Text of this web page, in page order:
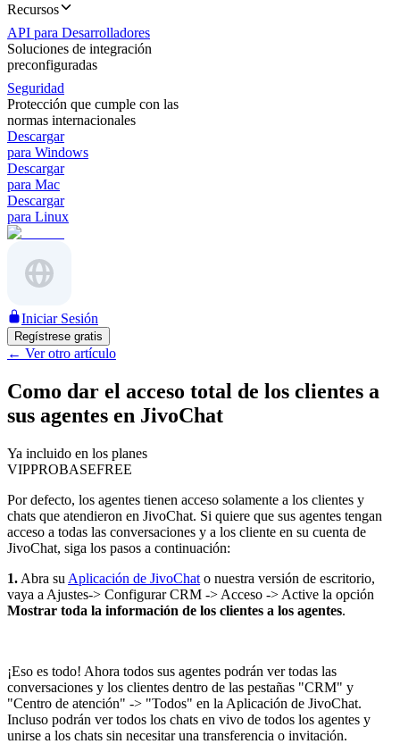
Recursos
API para Desarrolladores
Soluciones de integración
preconfiguradas
Seguridad
Protección que cumple con las
normas internacionales
Descargar
para Windows
Descargar
para Mac
Descargar
para Linux
Iniciar Sesión
Regístrese gratis
← Ver otro artículo
Como dar el acceso total de los clientes a
sus agentes en JivoChat
Ya incluido en los planes
VIPPROBASEFREE
Por defecto, los agentes tienen acceso solamente a los clientes y
chats que atendieron en JivoChat. Si quiere que sus agentes tengan
acceso a todas las conversaciones y a los cliente en su cuenta de
JivoChat, siga los pasos a continuación:
1. Abra su Aplicación de JivoChat o nuestra versión de escritorio,
vaya a Ajustes-> Configurar CRM -> Acceso -> Active la opción
Mostrar toda la información de los clientes a los agentes.
¡Eso es todo! Ahora todos sus agentes podrán ver todas las
conversaciones y los clientes dentro de las pestañas "CRM" y
"Centro de atención" -> "Todos" en la Aplicación de JivoChat.
Incluso podrán ver todos los chats en vivo de todos los agentes y
unirse a los chats sin necesitar una transferencia o invitación.